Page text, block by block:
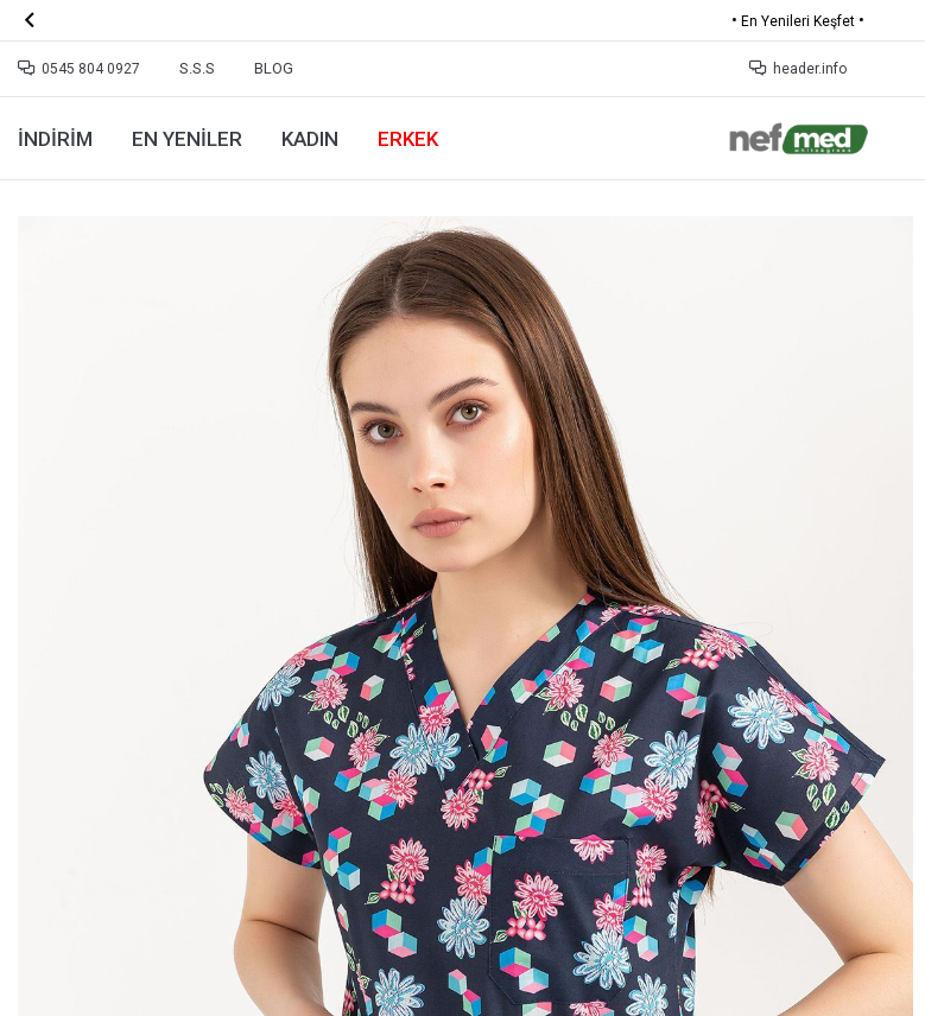
 •KARGO ÜCRETSİZ•
0545 804 0927 S.S.S BLOG header.info
İNDİRİM EN YENILER KADIN ERKEK